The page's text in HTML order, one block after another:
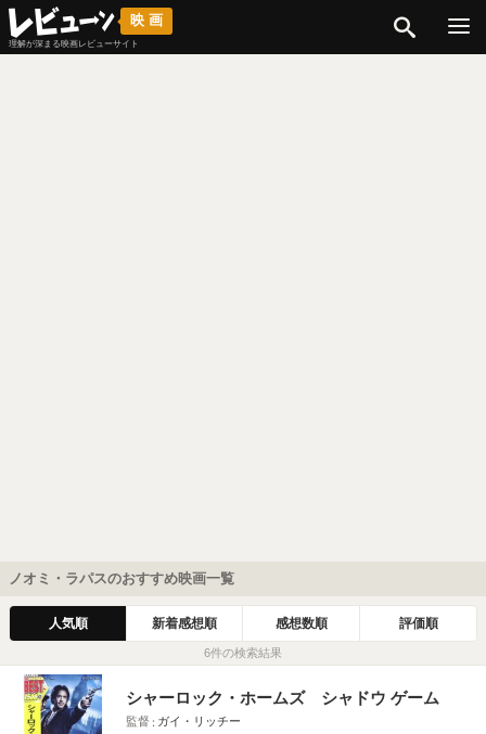
映画
理解が深まる映画レビューサイト
ノオミ・ラパスのおすすめ映画一覧
人気順 新着感想順 感想数順 評価順
6件の検索結果
シャーロック・ホームズ シャドウ ゲーム
監督 ガイ・リッチー